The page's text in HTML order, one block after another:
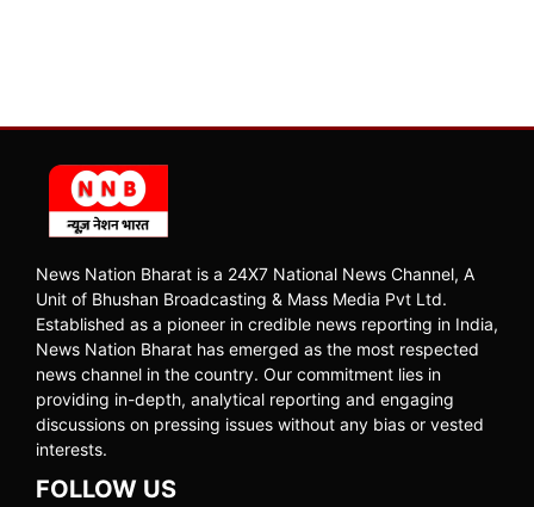
News Nation Bharat is a 24X7 National News Channel, A
Unit of Bhushan Broadcasting & Mass Media Pvt Ltd.
Established as a pioneer in credible news reporting in India,
News Nation Bharat has emerged as the most respected
news channel in the country. Our commitment lies in
providing in-depth, analytical reporting and engaging
discussions on pressing issues without any bias or vested
interests.
FOLLOW US